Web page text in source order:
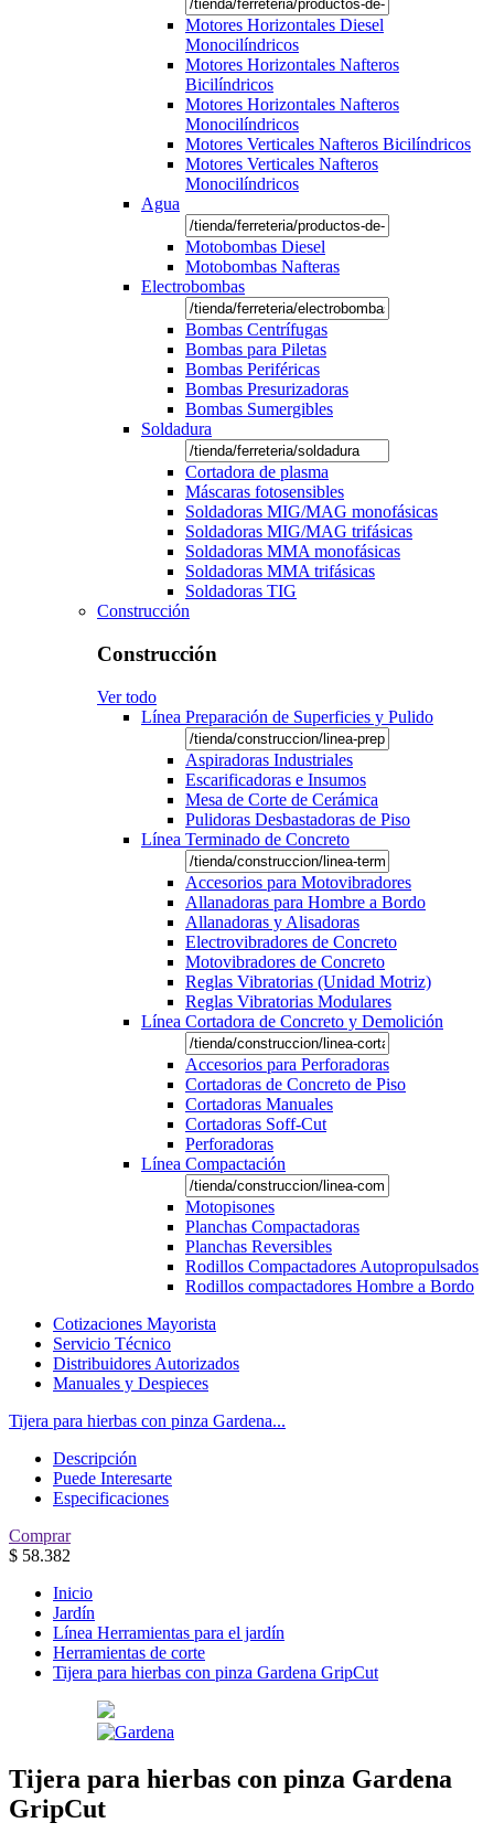
Motores Horizontales Diesel
Monocilíndricos
Motores Horizontales Nafteros
Bicilíndricos
Motores Horizontales Nafteros
Monocilíndricos
Motores Verticales Nafteros Bicilíndricos
Motores Verticales Nafteros
Monocilíndricos
Agua
Motobombas Diesel
Motobombas Nafteras
Electrobombas
Bombas Centrífugas
Bombas para Piletas
Bombas Periféricas
Bombas Presurizadoras
Bombas Sumergibles
Soldadura
Cortadora de plasma
Máscaras fotosensibles
Soldadoras MIG/MAG monofásicas
Soldadoras MIG/MAG trifásicas
Soldadoras MMA monofásicas
Soldadoras MMA trifásicas
Soldadoras TIG
Construcción
Construcción
Ver todo
Línea Preparación de Superficies y Pulido
Aspiradoras Industriales
Escarificadoras e Insumos
Mesa de Corte de Cerámica
Pulidoras Desbastadoras de Piso
Línea Terminado de Concreto
Accesorios para Motovibradores
Allanadoras para Hombre a Bordo
Allanadoras y Alisadoras
Electrovibradores de Concreto
Motovibradores de Concreto
Reglas Vibratorias (Unidad Motriz)
Reglas Vibratorias Modulares
Línea Cortadora de Concreto y Demolición
Accesorios para Perforadoras
Cortadoras de Concreto de Piso
Cortadoras Manuales
Cortadoras Soff-Cut
Perforadoras
Línea Compactación
Motopisones
Planchas Compactadoras
Planchas Reversibles
Rodillos Compactadores Autopropulsados
Rodillos compactadores Hombre a Bordo
Cotizaciones Mayorista
Servicio Técnico
Distribuidores Autorizados
Manuales y Despieces
Tijera para hierbas con pinza Gardena...
Descripción
Puede Interesarte
Especificaciones
Comprar
$ 58.382
Inicio
Jardín
Línea Herramientas para el jardín
Herramientas de corte
Tijera para hierbas con pinza Gardena GripCut
Tijera para hierbas con pinza Gardena
GripCut